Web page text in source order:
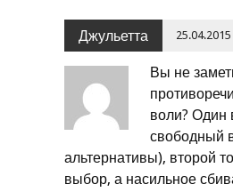
Джульетта
Вы не
воли? Один
свободный
альтернативы), второй
выбор, а насильное